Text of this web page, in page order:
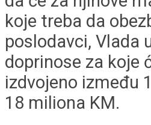
koje treba da
poslodavci, Vlada
doprinose za koje
izdvojeno između
18 miliona KM.